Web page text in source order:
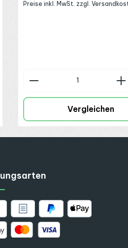
die
gewünschten Wert
Preise inkl. MwSt. zzgl.
Produkt Anzahl:
Vergleichen